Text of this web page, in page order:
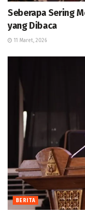
Seberapa Sering
yang Dibaca
11 Maret, 2026
BERITA